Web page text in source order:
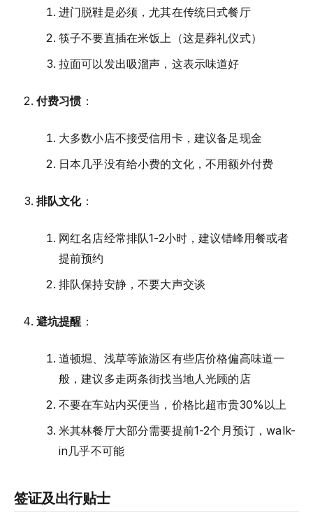
进门脱鞋是必须，尤其在传统日式餐厅
筷子不要直插在米饭上（这是葬礼仪式）
拉面可以发出吸溜声，这表示味道好
付费习惯 ：
大多数小店不接受信用卡，建议备足现金
日本几乎没有给小费的文化，不用额外付费
排队文化：
网红名店经常排队1-2小时，建议错峰用餐或者
提前预约
排队保持安静，不要大声交谈
避坑提醒 ：
道顿堀、浅草等旅游区有些店价格偏高味道一
般，建议多走两条街找当地人光顾的店
不要在车站内买便当，价格比超市贵30%以上
米其林餐厅大部分需要提前1-2个月预订，walk-
in几乎不可能
签证及出行贴士